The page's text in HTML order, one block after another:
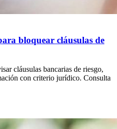
bloquear cláusulas de
cláusulas bancarias de riesgo,
con criterio jurídico. Consulta